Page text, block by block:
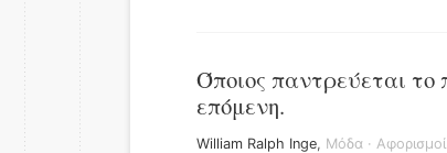
Όποιος παντρεύεται το
επόμενη.
William Ralph Inge, Μόδα · Αφορισμοί